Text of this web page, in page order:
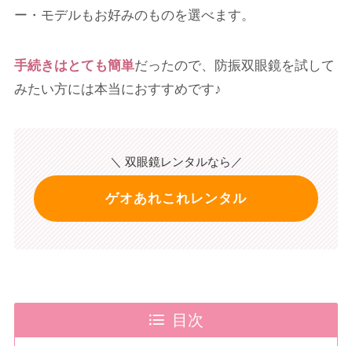
ー・モデルもお好みのものを選べます。
手続きはとても簡単だったので、防振双眼鏡を試して
みたい方には本当におすすめです♪
＼ 双眼鏡レンタルなら／
ゲオあれこれレンタル
目次